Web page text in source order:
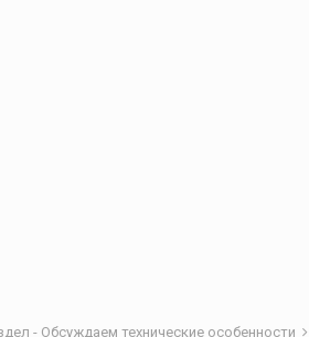
- Обсуждаем технические особенности